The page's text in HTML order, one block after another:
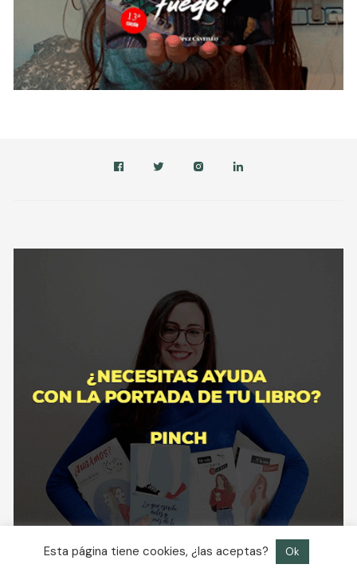
Esta página tiene cookies, ¿las aceptas? Ok